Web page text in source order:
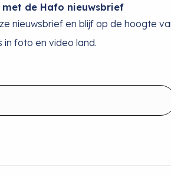
de Hafo nieuwsbrief
nieuwsbrief en blijf op de hoogte
in foto en video land.